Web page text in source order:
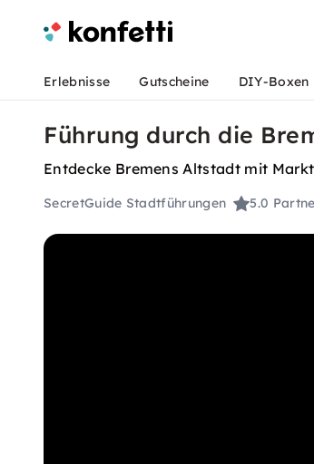
Erlebnisse Gutscheine DIY-Boxen
Führung durch die
Entdecke Bremens Altstadt mit
SecretGuide Stadtführungen 5.0